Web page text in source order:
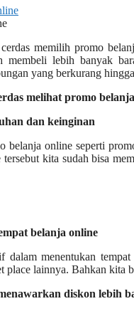
memilih promo
membeli lebih banyak
yang berkurang
melihat promo
dan keinginan
belanja online seperti
tersebut kita sudah bisa
belanja online
dalam menentukan
place lainnya. Bahkan
diskon lebih